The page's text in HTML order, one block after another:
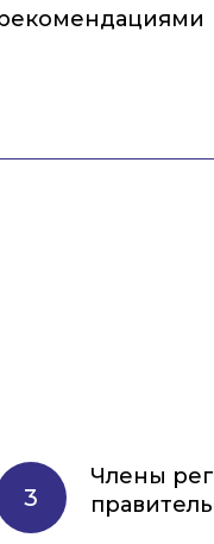
Члены